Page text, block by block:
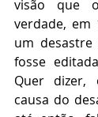
visão que
verdade, em
um
fosse
Quer dizer,
causa do